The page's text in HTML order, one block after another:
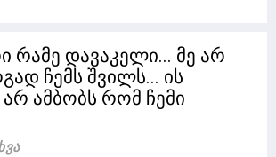
რამე დავაკელი... მე არ
ჩემს შვილს... ის
ამბობს რომ ჩემი